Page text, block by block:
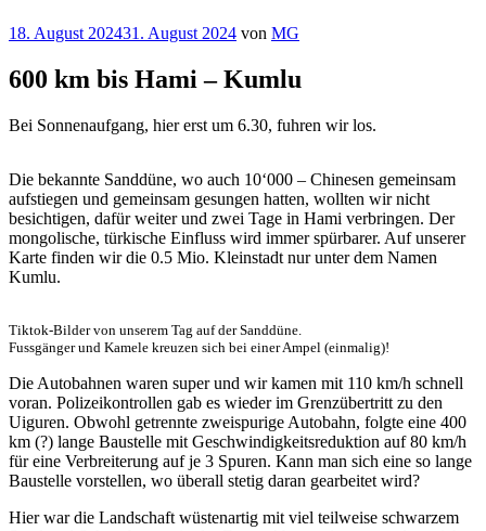
Veröffentlicht
18. August 202431. August 2024 von MG
600 km bis Hami – Kumlu
Bei Sonnenaufgang, hier erst um 6.30, fuhren wir los.
Die bekannte Sanddüne, wo auch 10‘000 – Chinesen gemeinsam
aufstiegen und gemeinsam gesungen hatten, wollten wir nicht
besichtigen, dafür weiter und zwei Tage in Hami verbringen. Der
mongolische, türkische Einfluss wird immer spürbarer. Auf unserer
Karte finden wir die 0.5 Mio. Kleinstadt nur unter dem Namen
Kumlu.
Tiktok-Bilder von unserem Tag auf der Sanddüne.
Fussgänger und Kamele kreuzen sich bei einer Ampel (einmalig)!
Die Autobahnen waren super und wir kamen mit 110 km/h schnell
voran. Polizeikontrollen gab es wieder im Grenzübertritt zu den
Uiguren. Obwohl getrennte zweispurige Autobahn, folgte eine 400
km (?) lange Baustelle mit Geschwindigkeitsreduktion auf 80 km/h
für eine Verbreiterung auf je 3 Spuren. Kann man sich eine so lange
Baustelle vorstellen, wo überall stetig daran gearbeitet wird?
Hier war die Landschaft wüstenartig mit viel teilweise schwarzem